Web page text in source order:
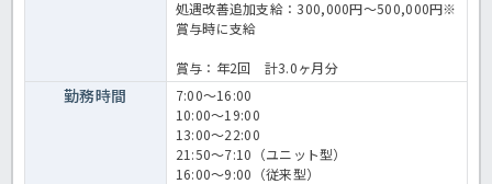
処遇改善追加支給：300,000円～500,000円※
賞与時に支給
賞与：年2回 計3.0ヶ月分
勤務時間
7:00～16:00
10:00～19:00
13:00～22:00
21:50～7:10（ユニット型）
16:00～9:00（従来型）